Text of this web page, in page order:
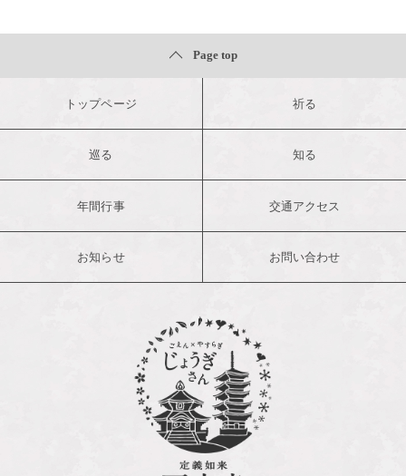
Page top
トップページ 祈る
巡る 知る
年間行事 交通アクセス
お知らせ お問い合わせ